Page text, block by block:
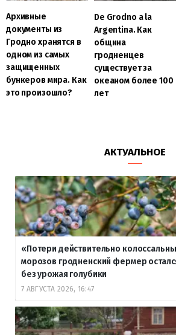
Архивные
документы из
Гродно хранятся в
одном из самых
защищенных
бункеров мира. Как
это произошло?
De Grodno a la
Argentina. Как
община
гродненцев
существует за
океаном более 100
лет
АКТУАЛЬНОЕ
«Потери действительно
морозов гродненский фермер
без урожая голубики
7 АВГУСТА 2026, 16:47